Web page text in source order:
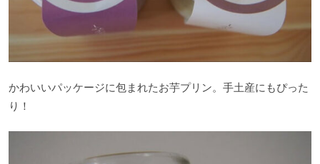
かわいいパッケージに包まれたお芋プリン。手土産にもぴった
り！